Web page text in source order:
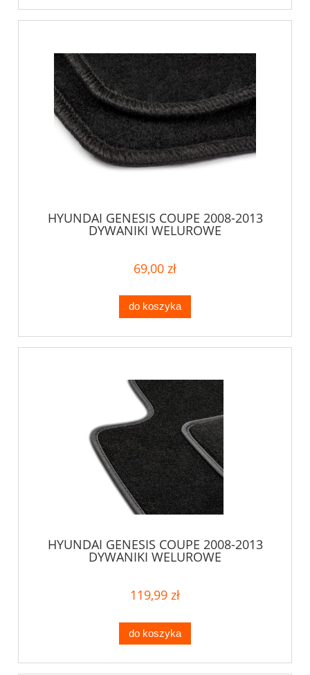
HYUNDAI GENESIS COUPE 2008-2013
DYWANIKI WELUROWE
69,00 zł
do koszyka
HYUNDAI GENESIS COUPE 2008-2013
DYWANIKI WELUROWE
119,99 zł
do koszyka